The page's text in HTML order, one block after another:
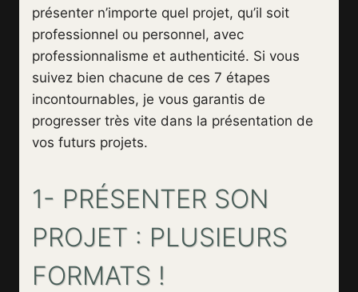
présenter n’importe quel projet, qu’il soit
professionnel ou personnel, avec
professionnalisme et authenticité. Si vous
suivez bien chacune de ces 7 étapes
incontournables, je vous garantis de
progresser très vite dans la présentation de
vos futurs projets.
1- PRÉSENTER SON
PROJET : PLUSIEURS
FORMATS !